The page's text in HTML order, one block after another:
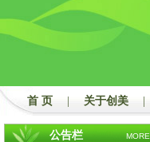
首 页 关于创美
公告栏 MORE